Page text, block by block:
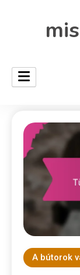
A bútorok